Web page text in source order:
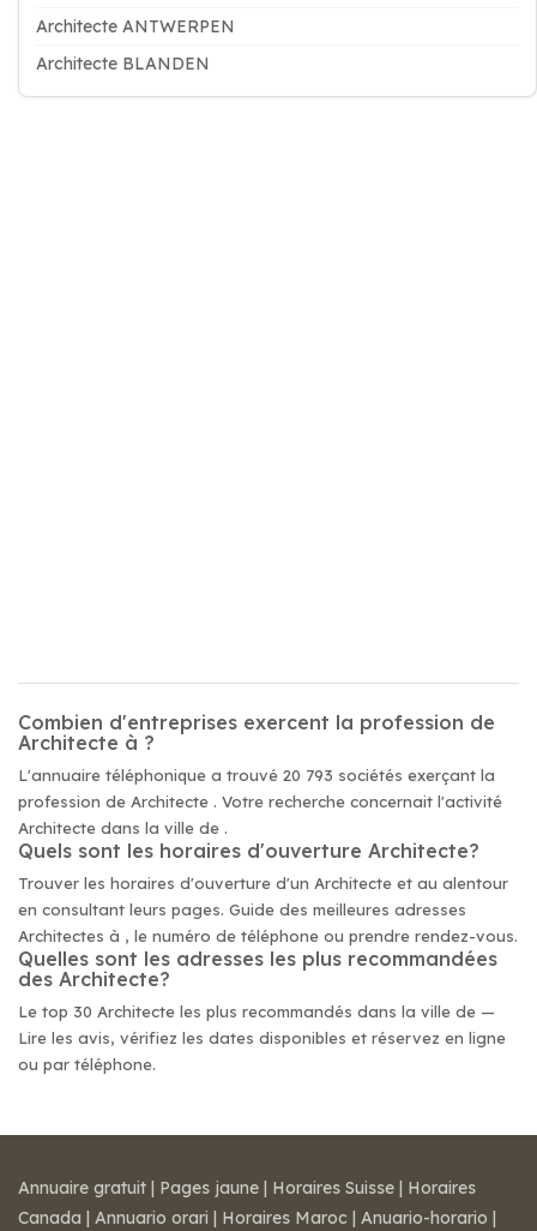
Architecte ANTWERPEN
Architecte BLANDEN
Combien d'entreprises exercent la profession de
Architecte à ?
L'annuaire téléphonique a trouvé 20 793 sociétés exerçant la
profession de Architecte . Votre recherche concernait l'activité
Architecte dans la ville de .
Quels sont les horaires d'ouverture Architecte?
Trouver les horaires d'ouverture d'un Architecte et au alentour
en consultant leurs pages. Guide des meilleures adresses
Architectes à , le numéro de téléphone ou prendre rendez-vous.
Quelles sont les adresses les plus recommandées
des Architecte?
Le top 30 Architecte les plus recommandés dans la ville de —
Lire les avis, vérifiez les dates disponibles et réservez en ligne
ou par téléphone.
Annuaire gratuit | Pages jaune | Horaires Suisse | Horaires
Canada | Annuario orari | Horaires Maroc | Anuario-horario |